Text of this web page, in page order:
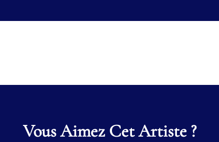
adipiscing elit. Maecenas enim velit, molestie
Vous Aimez Cet Artiste ?